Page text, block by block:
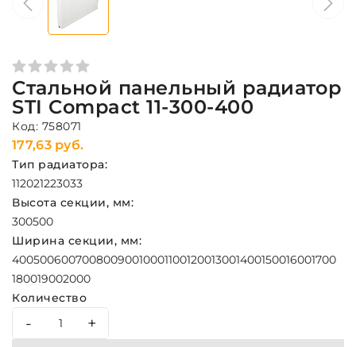
Стальной панельный радиатор
STI Compact 11-300-400
Код: 758071
177,63 руб.
Тип радиатора:
112021223033
Высота секции, мм:
300500
Ширина секции, мм:
40050060070080090010001100120013001400150016001700
180019002000
Количество
- +